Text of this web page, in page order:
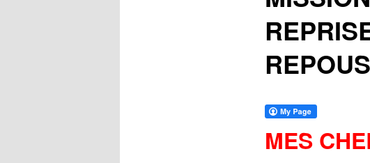
MES